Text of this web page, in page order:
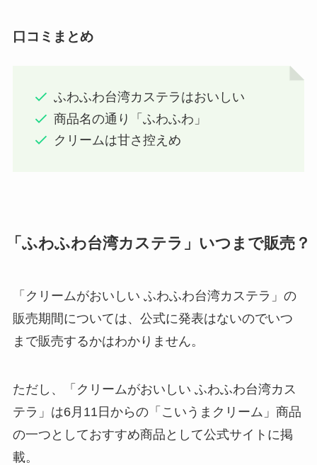
口コミまとめ
ふわふわ台湾カステラはおいしい
商品名の通り「ふわふわ」
クリームは甘さ控えめ
「ふわふわ台湾カステラ」いつまで販売？
「クリームがおいしい ふわふわ台湾カステラ」の
販売期間については、公式に発表はないのでいつ
まで販売するかはわかりません。
ただし、「クリームがおいしい ふわふわ台湾カス
テラ」は6月11日からの「こいうまクリーム」商品
の一つとしておすすめ商品として公式サイトに掲
載。